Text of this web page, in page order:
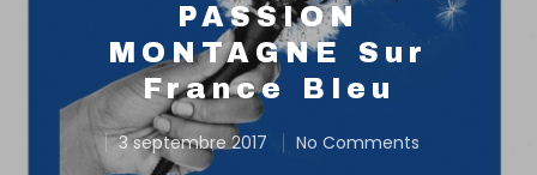
PASSION
MONTAGNE Sur
France Bleu
3 septembre 2017 No Comments